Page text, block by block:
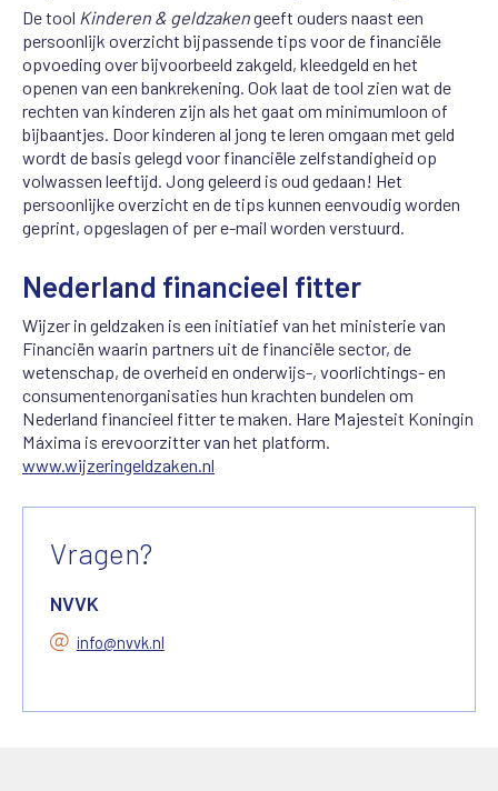
De tool Kinderen & geldzakengeeft ouders naast een
persoonlijk overzicht bijpassende tips voor de financiële
opvoeding over bijvoorbeeld zakgeld, kleedgeld en het
openen van een bankrekening. Ook laat de tool zien wat de
rechten van kinderen zijn als het gaat om minimumloon of
bijbaantjes. Door kinderen al jong te leren omgaan met geld
wordt de basis gelegd voor financiële zelfstandigheid op
volwassen leeftijd. Jong geleerd is oud gedaan! Het
persoonlijke overzicht en de tips kunnen eenvoudig worden
geprint, opgeslagen of per e-mail worden verstuurd.
Nederland financieel fitter
Wijzer in geldzaken is een initiatief van het ministerie van
Financiën waarin partners uit de financiële sector, de
wetenschap, de overheid en onderwijs-, voorlichtings- en
consumentenorganisaties hun krachten bundelen om
Nederland financieel fitter te maken. Hare Majesteit Koningin
Máxima is erevoorzitter van het platform.
www.wijzeringeldzaken.nl
Vragen?
NVVK
info@nvvk.nl